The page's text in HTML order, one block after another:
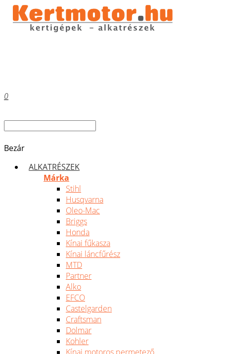
0
Bezár
ALKATRÉSZEK
Márka
Stihl
Husqvarna
Oleo-Mac
Briggs
Honda
Kínai fűkasza
Kínai láncfűrész
MTD
Partner
Alko
EFCO
Castelgarden
Craftsman
Dolmar
Kohler